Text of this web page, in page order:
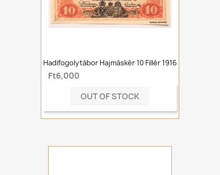
Hadifogolytábor Hajmáskér 10 Fillér 1916
Ft6,000
OUT OF STOCK